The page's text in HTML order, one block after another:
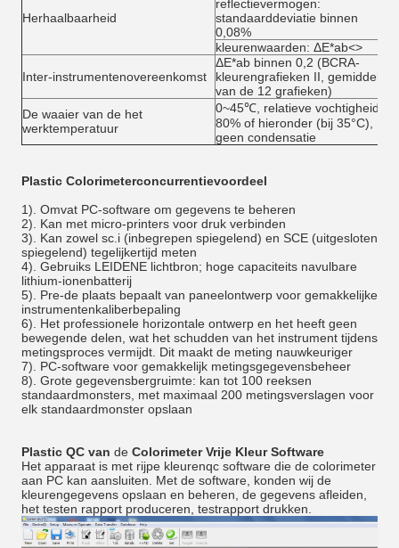
Herhaalbaarheid
reflectievermogen:
standaarddeviatie binnen
0,08%
kleurenwaarden: ΔE*ab<>
Inter-instrumentenovereenkomst
ΔE*ab binnen 0,2 (BCRA-
kleurengrafieken II, gemiddeld
van de 12 grafieken)
De waaier van de het
werktemperatuur
0~45℃, relatieve vochtigheid
80% of hieronder (bij 35°C),
geen condensatie
Plastic Colorimeterconcurrentievoordeel
1). Omvat PC-software om gegevens te beheren
2). Kan met micro-printers voor druk verbinden
3). Kan zowel sc.i (inbegrepen spiegelend) en SCE (uitgesloten
spiegelend) tegelijkertijd meten
4). Gebruiks LEIDENE lichtbron; hoge capaciteits navulbare
lithium-ionenbatterij
5). Pre-de plaats bepaalt van paneelontwerp voor gemakkelijke
instrumentenkaliberbepaling
6). Het professionele horizontale ontwerp en het heeft geen
bewegende delen, wat het schudden van het instrument tijdens
metingsproces vermijdt. Dit maakt de meting nauwkeuriger
7). PC-software voor gemakkelijk metingsgegevensbeheer
8). Grote gegevensbergruimte: kan tot 100 reeksen
standaardmonsters, met maximaal 200 metingsverslagen voor
elk standaardmonster opslaan
Plastic QC van de ColorimeterVrije Kleur Software
Het apparaat is met rijpe kleurenqc software die de colorimeter
aan PC kan aansluiten. Met de software, konden wij de
kleurengegevens opslaan en beheren, de gegevens afleiden,
het testen rapport produceren, testrapport drukken.